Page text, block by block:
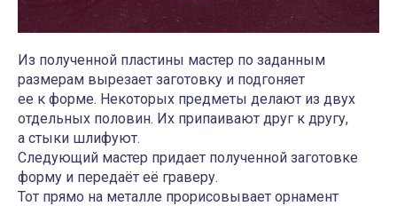
Из полученной пластины мастер по заданным
размерам вырезает заготовку и подгоняет
ее к форме. Некоторых предметы делают из двух
отдельных половин. Их припаивают друг к другу,
а стыки шлифуют.
Следующий мастер придает полученной заготовке
форму и передаёт её граверу.
Тот прямо на металле прорисовывает орнамент